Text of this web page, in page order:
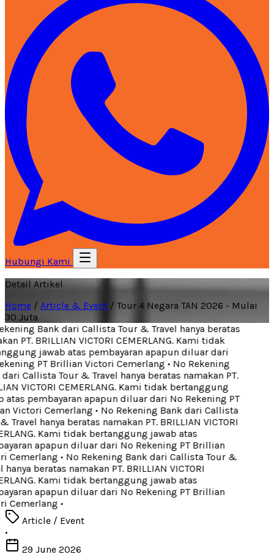
Hubungi Kami
Detail Artikel
Home / Article & Event / Tour 4 Negara TAN 2026 - Mulai
30 Juta
Bank dari Callista Tour & Travel hanya beratas
PT. BRILLIAN VICTORI CEMERLANG. Kami tidak
jawab atas pembayaran apapun diluar dari
PT Brillian Victori Cemerlang• No Rekening
Callista Tour & Travel hanya beratas namakan PT.
VICTORI CEMERLANG. Kami tidak bertanggung
pembayaran apapun diluar dari No Rekening PT
Victori Cemerlang• No Rekening Bank dari Callista
Travel hanya beratas namakan PT. BRILLIAN VICTORI
Kami tidak bertanggung jawab atas
apapun diluar dari No Rekening PT Brillian
Cemerlang• No Rekening Bank dari Callista Tour &
beratas namakan PT. BRILLIAN VICTORI
Kami tidak bertanggung jawab atas
apapun diluar dari No Rekening PT Brillian
Cemerlang•
Article / Event
•
29 June 2026